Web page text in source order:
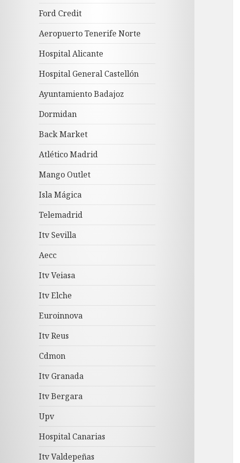
Ford Credit
Aeropuerto Tenerife Norte
Hospital Alicante
Hospital General Castellón
Ayuntamiento Badajoz
Dormidan
Back Market
Atlético Madrid
Mango Outlet
Isla Mágica
Telemadrid
Itv Sevilla
Aecc
Itv Veiasa
Itv Elche
Euroinnova
Itv Reus
Cdmon
Itv Granada
Itv Bergara
Upv
Hospital Canarias
Itv Valdepeñas